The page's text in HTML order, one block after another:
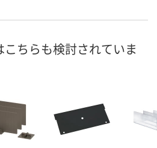
ちらも検討されていま